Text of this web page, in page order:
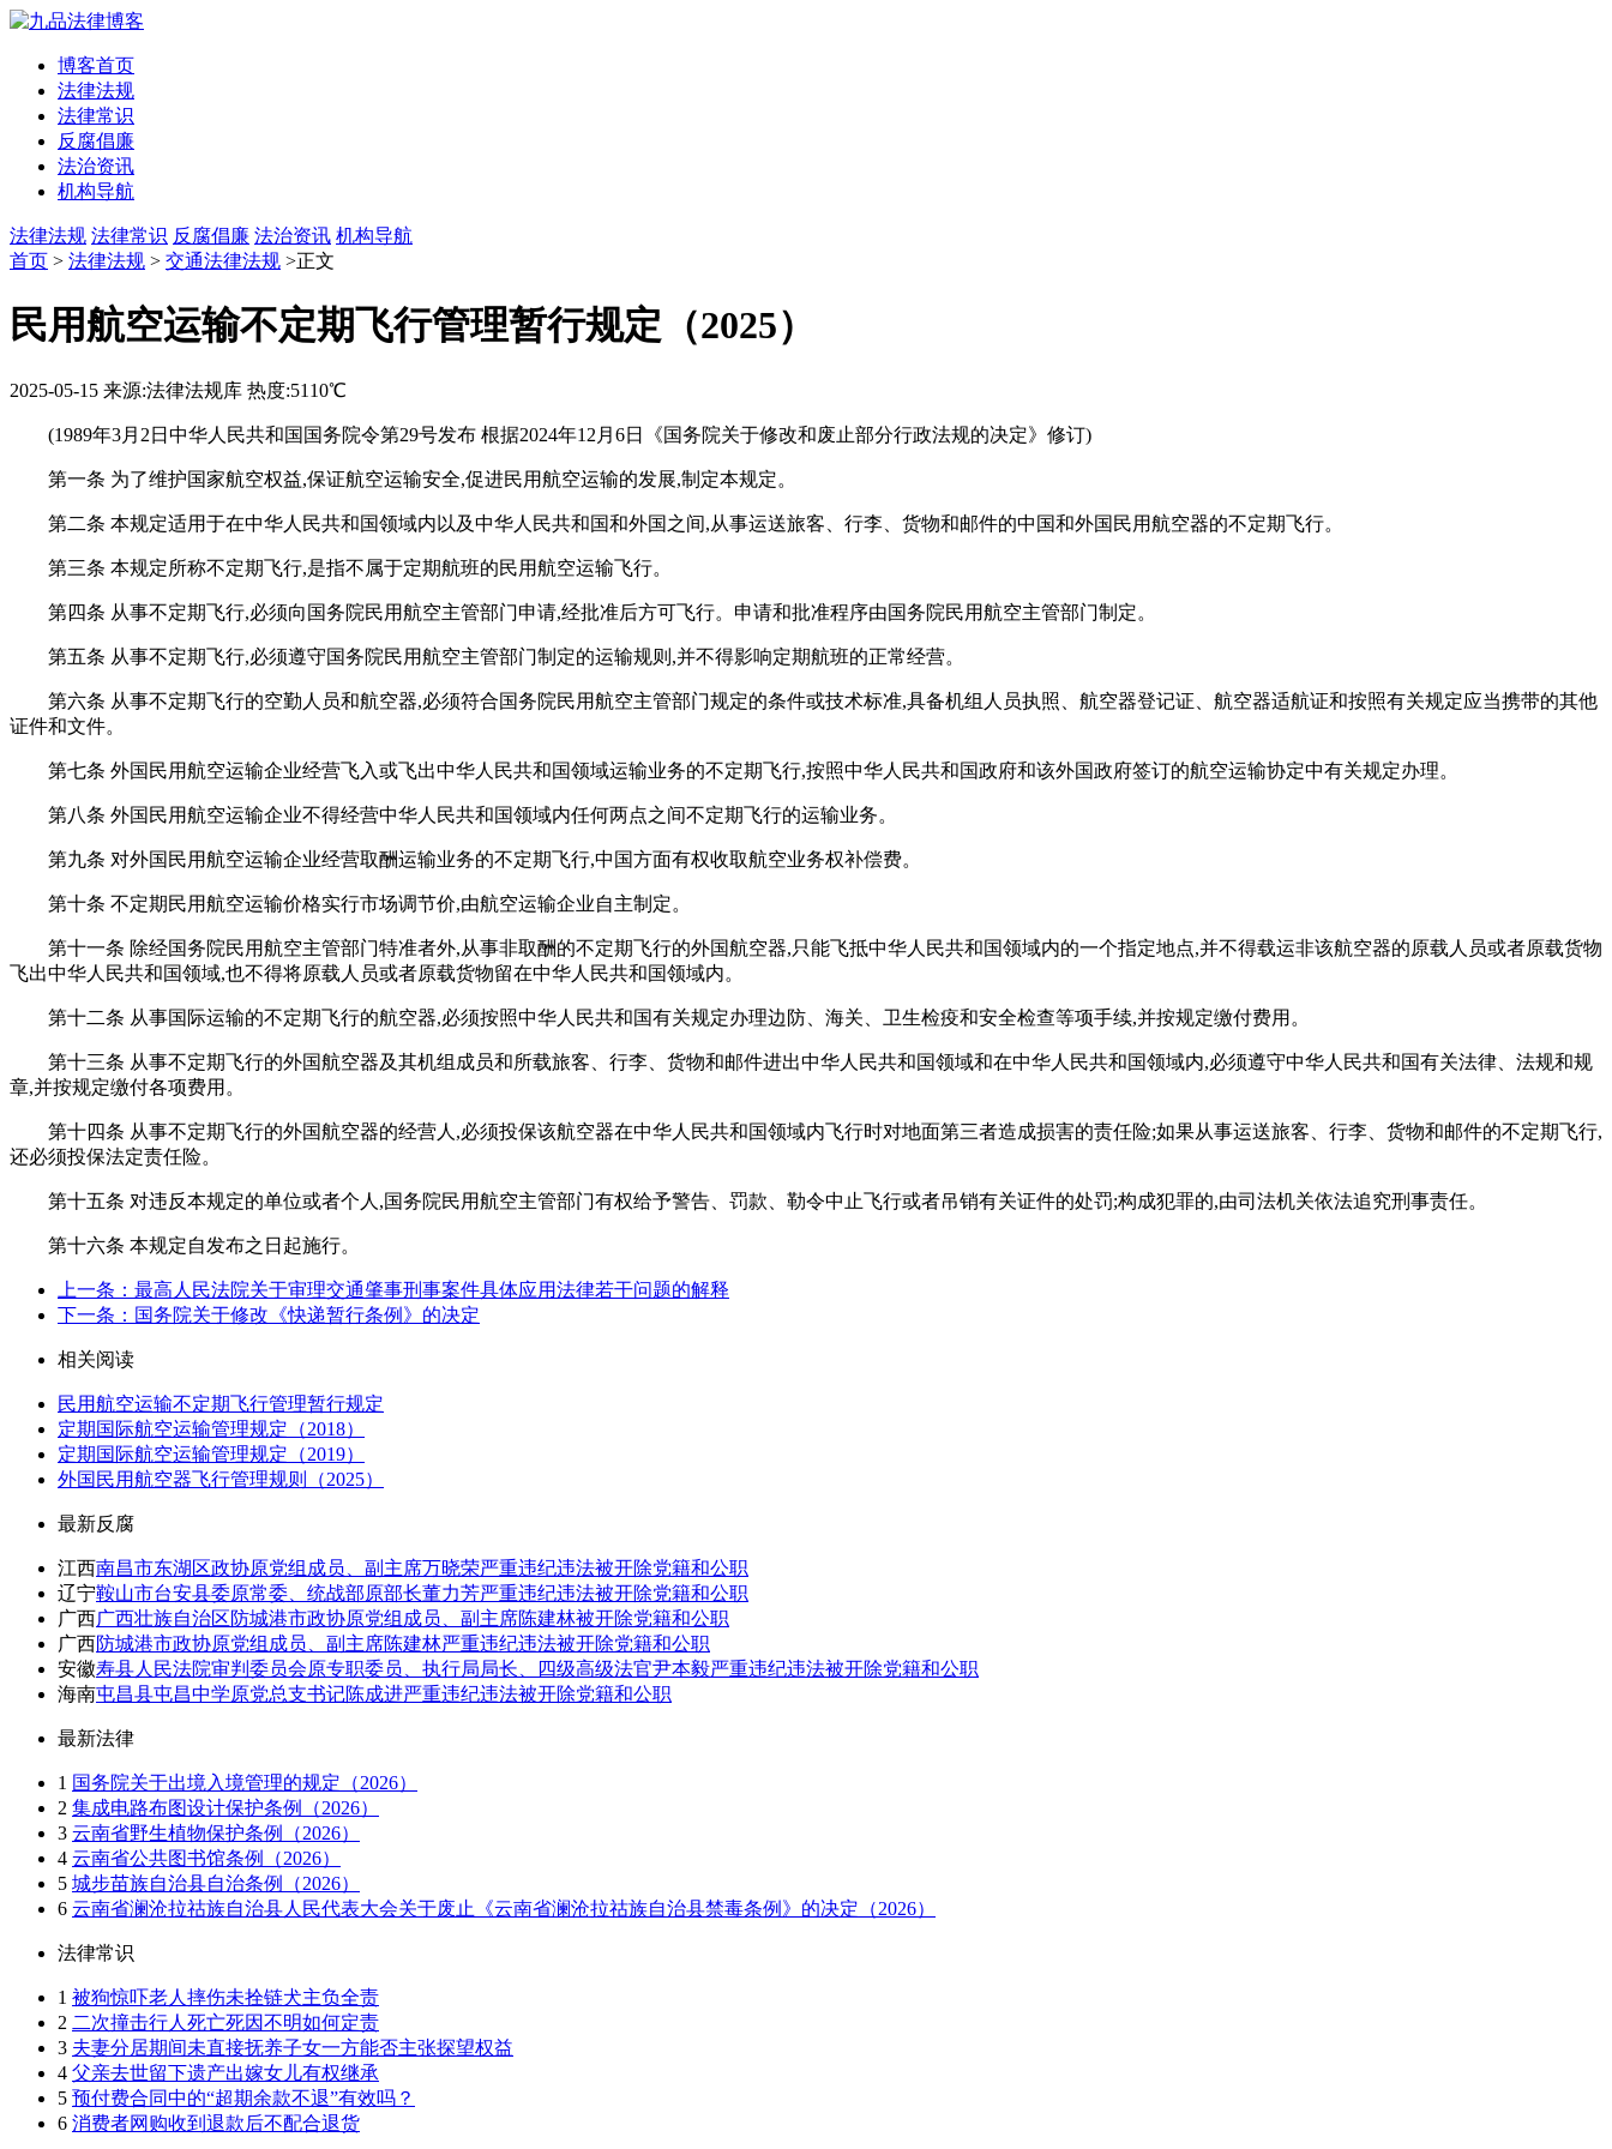
博客首页
法律法规
法律常识
反腐倡廉
法治资讯
机构导航
法律法规 法律常识 反腐倡廉 法治资讯 机构导航
首页 > 法律法规 > 交通法律法规 >正文
民用航空运输不定期飞行管理暂行规定（2025）
2025-05-15 来源:法律法规库 热度:5110℃
(1989年3月2日中华人民共和国国务院令第29号发布 根据2024年12月6日《国务院关于修改和废止部分行政法规的决定》修订)
第一条 为了维护国家航空权益,保证航空运输安全,促进民用航空运输的发展,制定本规定。
第二条 本规定适用于在中华人民共和国领域内以及中华人民共和国和外国之间,从事运送旅客、行李、货物和邮件的中国和外国民用航空器的不定期飞行。
第三条 本规定所称不定期飞行,是指不属于定期航班的民用航空运输飞行。
第四条 从事不定期飞行,必须向国务院民用航空主管部门申请,经批准后方可飞行。申请和批准程序由国务院民用航空主管部门制定。
第五条 从事不定期飞行,必须遵守国务院民用航空主管部门制定的运输规则,并不得影响定期航班的正常经营。
第六条 从事不定期飞行的空勤人员和航空器,必须符合国务院民用航空主管部门规定的条件或技术标准,具备机组人员执照、航空器登记证、航空器适航证和按照有关规定应当携带的其他
证件和文件。
第七条 外国民用航空运输企业经营飞入或飞出中华人民共和国领域运输业务的不定期飞行,按照中华人民共和国政府和该外国政府签订的航空运输协定中有关规定办理。
第八条 外国民用航空运输企业不得经营中华人民共和国领域内任何两点之间不定期飞行的运输业务。
第九条 对外国民用航空运输企业经营取酬运输业务的不定期飞行,中国方面有权收取航空业务权补偿费。
第十条 不定期民用航空运输价格实行市场调节价,由航空运输企业自主制定。
第十一条 除经国务院民用航空主管部门特准者外,从事非取酬的不定期飞行的外国航空器,只能飞抵中华人民共和国领域内的一个指定地点,并不得载运非该航空器的原载人员或者原载货物
飞出中华人民共和国领域,也不得将原载人员或者原载货物留在中华人民共和国领域内。
第十二条 从事国际运输的不定期飞行的航空器,必须按照中华人民共和国有关规定办理边防、海关、卫生检疫和安全检查等项手续,并按规定缴付费用。
第十三条 从事不定期飞行的外国航空器及其机组成员和所载旅客、行李、货物和邮件进出中华人民共和国领域和在中华人民共和国领域内,必须遵守中华人民共和国有关法律、法规和规
章,并按规定缴付各项费用。
第十四条 从事不定期飞行的外国航空器的经营人,必须投保该航空器在中华人民共和国领域内飞行时对地面第三者造成损害的责任险;如果从事运送旅客、行李、货物和邮件的不定期飞行,
还必须投保法定责任险。
第十五条 对违反本规定的单位或者个人,国务院民用航空主管部门有权给予警告、罚款、勒令中止飞行或者吊销有关证件的处罚;构成犯罪的,由司法机关依法追究刑事责任。
第十六条 本规定自发布之日起施行。
上一条：最高人民法院关于审理交通肇事刑事案件具体应用法律若干问题的解释
下一条：国务院关于修改《快递暂行条例》的决定
相关阅读
民用航空运输不定期飞行管理暂行规定
定期国际航空运输管理规定（2018）
定期国际航空运输管理规定（2019）
外国民用航空器飞行管理规则（2025）
最新反腐
江西南昌市东湖区政协原党组成员、副主席万晓荣严重违纪违法被开除党籍和公职
辽宁鞍山市台安县委原常委、统战部原部长董力芳严重违纪违法被开除党籍和公职
广西广西壮族自治区防城港市政协原党组成员、副主席陈建林被开除党籍和公职
广西防城港市政协原党组成员、副主席陈建林严重违纪违法被开除党籍和公职
安徽寿县人民法院审判委员会原专职委员、执行局局长、四级高级法官尹本毅严重违纪违法被开除党籍和公职
海南屯昌县屯昌中学原党总支书记陈成进严重违纪违法被开除党籍和公职
最新法律
1 国务院关于出境入境管理的规定（2026）
2 集成电路布图设计保护条例（2026）
3 云南省野生植物保护条例（2026）
4 云南省公共图书馆条例（2026）
5 城步苗族自治县自治条例（2026）
6 云南省澜沧拉祜族自治县人民代表大会关于废止《云南省澜沧拉祜族自治县禁毒条例》的决定（2026）
法律常识
1 被狗惊吓老人摔伤未拴链犬主负全责
2 二次撞击行人死亡死因不明如何定责
3 夫妻分居期间未直接抚养子女一方能否主张探望权益
4 父亲去世留下遗产出嫁女儿有权继承
5 预付费合同中的“超期余款不退”有效吗？
6 消费者网购收到退款后不配合退货